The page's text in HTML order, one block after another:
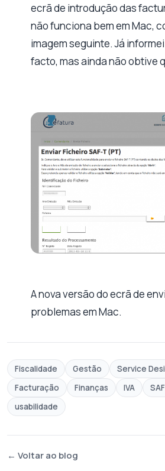
ecrã de introdução das
não funciona bem em Mac,
imagem seguinte. Já
facto, mas ainda não obtive
A nova versão do ecrã de
problemas em Mac.
Fiscalidade Gestão Service
Facturação
Finanças IVA
usabilidade
← Voltar ao blog